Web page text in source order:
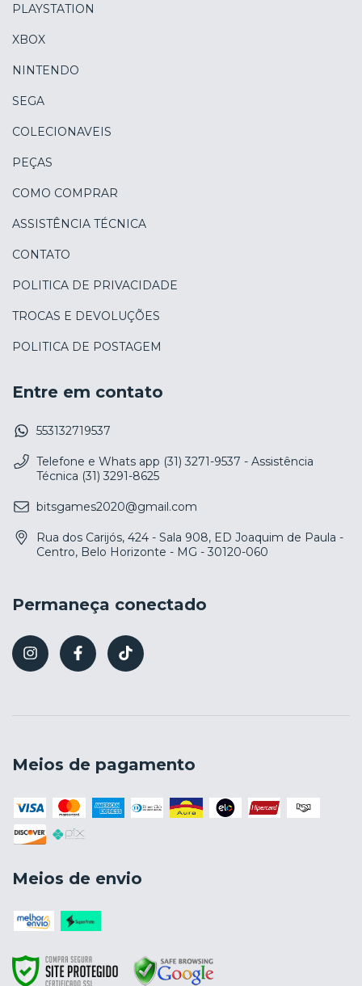
PLAYSTATION
XBOX
NINTENDO
SEGA
COLECIONAVEIS
PEÇAS
COMO COMPRAR
ASSISTÊNCIA TÉCNICA
CONTATO
POLITICA DE PRIVACIDADE
TROCAS E DEVOLUÇÕES
POLITICA DE POSTAGEM
Entre em contato
553132719537
Telefone e Whats app (31) 3271-9537 - Assistência
Técnica (31) 3291-8625
bitsgames2020@gmail.com
Rua dos Carijós, 424 - Sala 908, ED Joaquim de Paula -
Centro, Belo Horizonte - MG - 30120-060
Permaneça conectado
Meios de pagamento
Meios de envio